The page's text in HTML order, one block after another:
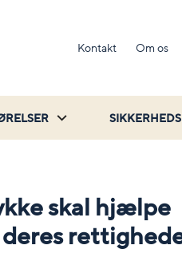
Kontakt Om os
skal hjælpe